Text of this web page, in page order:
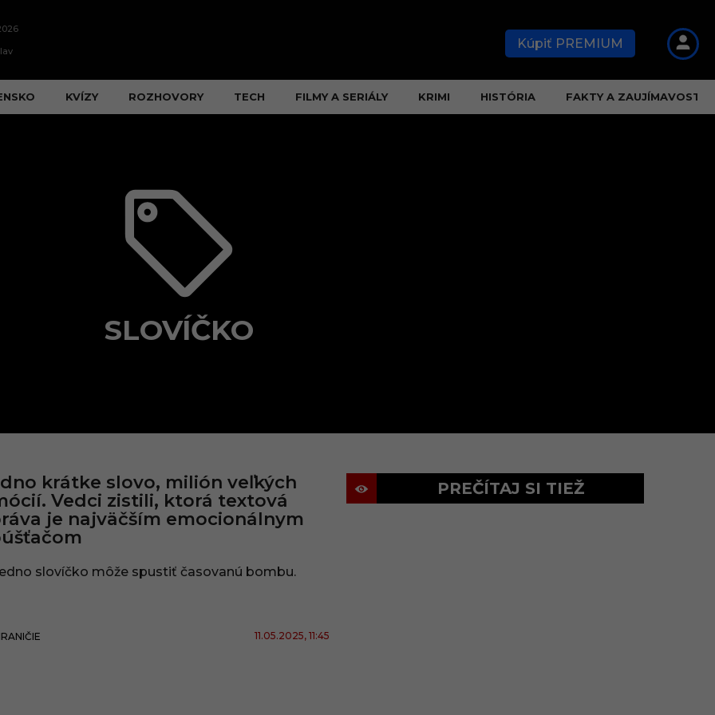
Kúpiť PREMIUM
KVÍZY ROZHOVORY TECH FILMY A SERIÁLY KRIMI HISTÓRIA FAKTY A ZAUJÍMAVOSTI
SLOVÍČKO
krátke slovo, milión veľkých
Vedci zistili, ktorá textová
je najväčším emocionálnym
slovíčko môže spustiť časovanú bombu.
11.05.2025, 11:45
PREČÍTAJ SI TIEŽ